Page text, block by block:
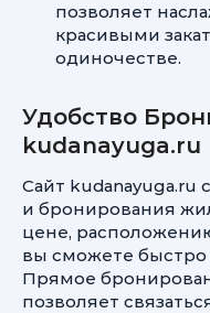
позволяет
красивыми
одиночестве.
Удобство
kudanayuga.ru
Сайт kudanayuga.ru
и бронирования
цене,
вы сможете быстро
Прямое
позволяет